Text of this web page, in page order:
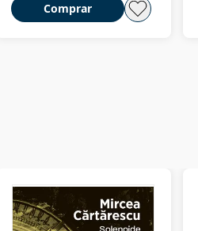
Comprar